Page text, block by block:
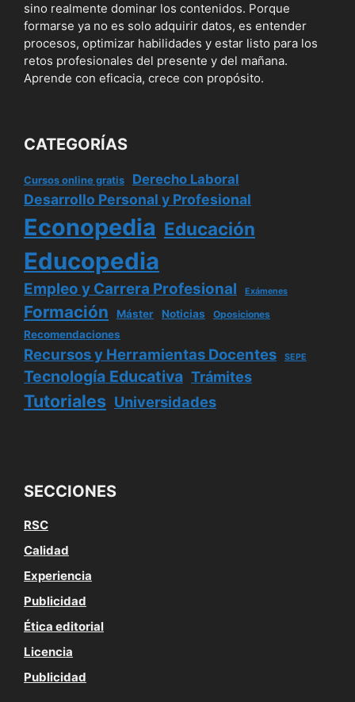
sino realmente dominar los contenidos. Porque
formarse ya no es solo adquirir datos, es entender
procesos, optimizar habilidades y estar listo para los
retos profesionales del presente y del mañana.
Aprende con eficacia, crece con propósito.
CATEGORÍAS
Cursos online gratis Derecho Laboral
Desarrollo Personal y Profesional
Econopedia Educación
Educopedia
Empleo y Carrera Profesional Exámenes
Formación Máster Noticias Oposiciones
Recomendaciones
Recursos y Herramientas Docentes SEPE
Tecnología Educativa Trámites
Tutoriales Universidades
SECCIONES
RSC
Calidad
Experiencia
Publicidad
Ética editorial
Licencia
Publicidad